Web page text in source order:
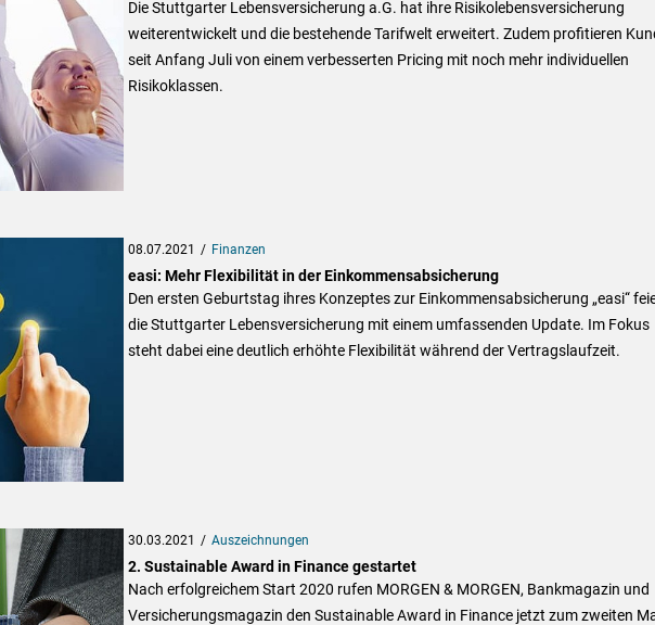
Die Stuttgarter Lebensversicherung a.G. hat ihre Risikolebensversicherung
weiterentwickelt und die bestehende Tarifwelt erweitert. Zudem profitieren
seit Anfang Juli von einem verbesserten Pricing mit noch mehr individuellen
Risikoklassen.
08.07.2021 Finanzen
easi: Mehr Flexibilität in der Einkommensabsicherung
Den ersten Geburtstag ihres Konzeptes zur Einkommensabsicherung „easi“
die Stuttgarter Lebensversicherung mit einem umfassenden Update. Im Fokus
steht dabei eine deutlich erhöhte Flexibilität während der Vertragslaufzeit.
30.03.2021 Auszeichnungen
2. Sustainable Award in Finance gestartet
Nach erfolgreichem Start 2020 rufen MORGEN & MORGEN, Bankmagazin und
Versicherungsmagazin den Sustainable Award in Finance jetzt zum zweiten